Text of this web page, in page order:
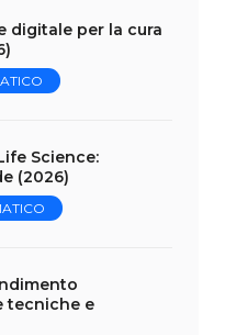
digitale per la cura
Science:
(2026)
tecniche e